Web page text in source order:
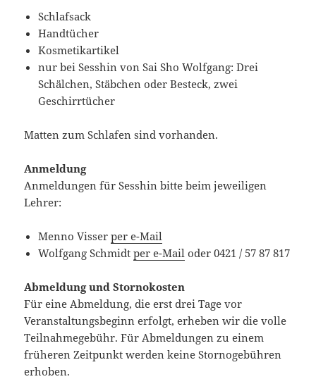
Schlafsack
Handtücher
Kosmetikartikel
nur bei Sesshin von Sai Sho Wolfgang: Drei
Schälchen, Stäbchen oder Besteck, zwei
Geschirrtücher
Matten zum Schlafen sind vorhanden.
Anmeldung
Anmeldungen für Sesshin bitte beim jeweiligen
Lehrer:
Menno Visserper e-Mail
Wolfgang Schmidtper e-Mail oder 0421 / 57 87 817
Abmeldung und Stornokosten
Für eine Abmeldung, die erst drei Tage vor
Veranstaltungsbeginn erfolgt, erheben wir die volle
Teilnahmegebühr. Für Abmeldungen zu einem
früheren Zeitpunkt werden keine Stornogebühren
erhoben.